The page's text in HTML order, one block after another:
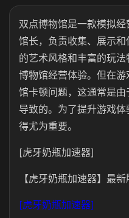
双点博物馆是一款模拟
馆长，负责收集、展示
的艺术风格和丰富的玩
博物馆经营体验。但在
馆卡顿问题，这通常是
导致的。为了提升游戏
得尤为重要。
[虎牙奶瓶加速器]
【虎牙奶瓶加速器】最
[虎牙奶瓶加速器]